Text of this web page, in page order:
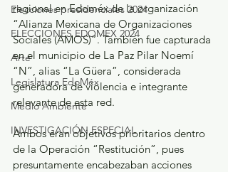
Elecciones presidenciales 2024
ELECCIONES EDOMEX 2024
Arte
Legislatura EdoMéx
Medio Ambiente
INVESTIGACIÓN ESPECIAL
regional en Edoméx de la organización
“Alianza Mexicana de Organizaciones
Sociales (AMOS)”. También fue capturada
en el municipio de La Paz Pilar Noemí
“N”, alias “La Güera”, considerada
generadora de violencia e integrante
relevante de esta red.
Ambos eran objetivos prioritarios dentro
de la Operación “Restitución”, pues
presuntamente encabezaban acciones